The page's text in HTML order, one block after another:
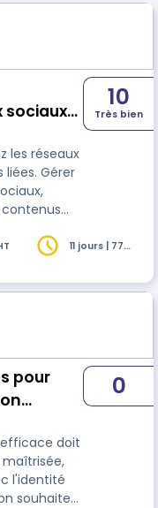
sociaux
les réseaux
Gérer
et analyser
10
Très bien
11 jours | 77
pour
efficace doit
l'identité
souhaite
0